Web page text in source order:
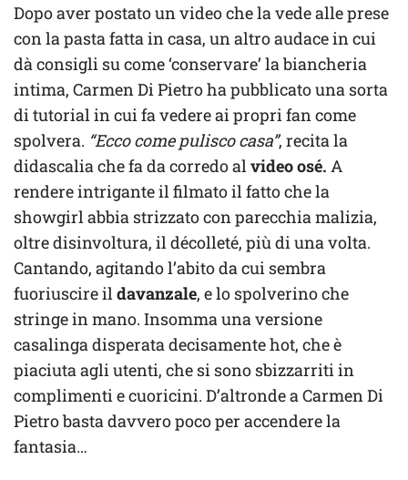
Dopo aver postato un video che la vede alle prese
con la pasta fatta in casa, un altro audace in cui
dà consigli su come ‘conservare’ la biancheria
intima, Carmen Di Pietro ha pubblicato una sorta
di tutorial in cui fa vedere ai propri fan come
spolvera. “Ecco come pulisco casa”, recita la
didascalia che fa da corredo alvideo osé. A
rendere intrigante il filmato il fatto che la
showgirl abbia strizzato con parecchia malizia,
oltre disinvoltura, il décolleté, più di una volta.
Cantando, agitando l’abito da cui sembra
fuoriuscire ildavanzale, e lo spolverino che
stringe in mano. Insomma una versione
casalinga disperata decisamente hot, che è
piaciuta agli utenti, che si sono sbizzarriti in
complimenti e cuoricini. D’altronde a Carmen Di
Pietro basta davvero poco per accendere la
fantasia…